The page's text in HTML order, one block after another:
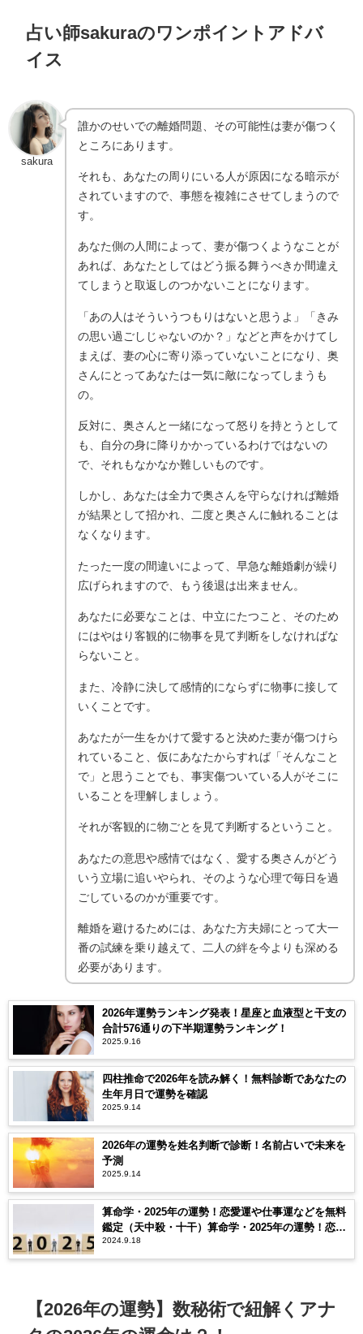
占い師sakuraのワンポイントアドバ
イス
sakura
誰かのせいでの離婚問題、その可能性は妻が傷つく
ところにあります。
それも、あなたの周りにいる人が原因になる暗示が
されていますので、事態を複雑にさせてしまうので
す。
あなた側の人間によって、妻が傷つくようなことが
あれば、あなたとしてはどう振る舞うべきか間違え
てしまうと取返しのつかないことになります。
「あの人はそういうつもりはないと思うよ」「きみ
の思い過ごしじゃないのか？」などと声をかけてし
まえば、妻の心に寄り添っていないことになり、奥
さんにとってあなたは一気に敵になってしまうも
の。
反対に、奥さんと一緒になって怒りを持とうとして
も、自分の身に降りかかっているわけではないの
で、それもなかなか難しいものです。
しかし、あなたは全力で奥さんを守らなければ離婚
が結果として招かれ、二度と奥さんに触れることは
なくなります。
たった一度の間違いによって、早急な離婚劇が繰り
広げられますので、もう後退は出来ません。
あなたに必要なことは、中立にたつこと、そのため
にはやはり客観的に物事を見て判断をしなければな
らないこと。
また、冷静に決して感情的にならずに物事に接して
いくことです。
あなたが一生をかけて愛すると決めた妻が傷つけら
れていること、仮にあなたからすれば「そんなこと
で」と思うことでも、事実傷ついている人がそこに
いることを理解しましょう。
それが客観的に物ごとを見て判断するということ。
あなたの意思や感情ではなく、愛する奥さんがどう
いう立場に追いやられ、そのような心理で毎日を過
ごしているのかが重要です。
離婚を避けるためには、あなた方夫婦にとって大一
番の試練を乗り越えて、二人の絆を今よりも深める
必要があります。
2026年運勢ランキング発表！星座と血液型と干支の
合計576通りの下半期運勢ランキング！
2025.9.16
四柱推命で2026年を読み解く！無料診断であなたの
生年月日で運勢を確認
2025.9.14
2026年の運勢を姓名判断で診断！名前占いで未来を
予測
2025.9.14
算命学・2025年の運勢！恋愛運や仕事運などを無料
鑑定（天中殺・十干）算命学・2025年の運勢！恋愛
運や仕事運などを無料鑑定（天中殺・十干）
2024.9.18
【2026年の運勢】数秘術で紐解くアナ